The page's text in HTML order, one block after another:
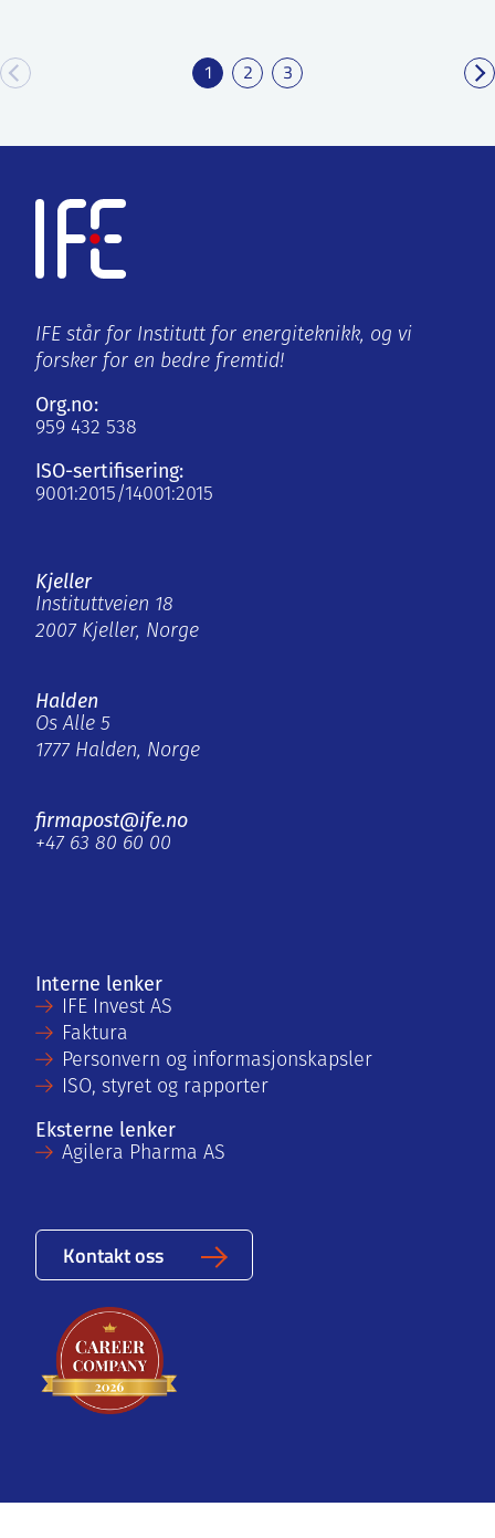
1 2 3
IFE står for Institutt for energiteknikk, og vi
forsker for en bedre fremtid!
Org.no:
959 432 538
ISO-sertifisering:
9001:2015/14001:2015
Kjeller
Instituttveien 18
2007 Kjeller, Norge
Halden
Os Alle 5
1777 Halden, Norge
firmapost@ife.no
+47 63 80 60 00
Interne lenker
IFE Invest AS
Faktura
Personvern og informasjonskapsler
ISO, styret og rapporter
Eksterne lenker
Agilera Pharma AS
Kontakt oss